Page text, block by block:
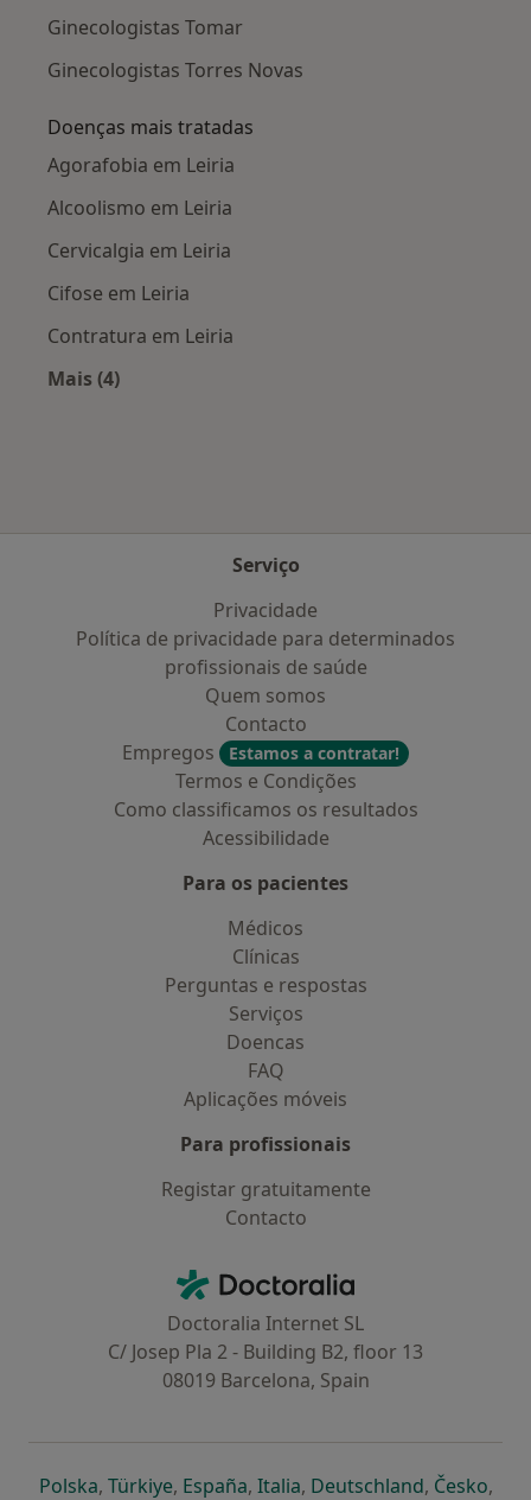
Ginecologistas Tomar
Ginecologistas Torres Novas
Doenças mais tratadas
Agorafobia em Leiria
Alcoolismo em Leiria
Cervicalgia em Leiria
Cifose em Leiria
Contratura em Leiria
Mais (4)
Serviço
Privacidade
Política de privacidade para determinados
profissionais de saúde
Quem somos
Contacto
Empregos
Estamos a contratar!
Termos e Condições
Como classificamos os resultados
Acessibilidade
Para os pacientes
Médicos
Clínicas
Perguntas e respostas
Serviços
Doencas
FAQ
Aplicações móveis
Para profissionais
Registar gratuitamente
Contacto
Doctoralia - Homepage
Doctoralia Internet SL
C/ Josep Pla 2 - Building B2, floor 13
08019 Barcelona, Spain
Polskaabre num novo separador
, Türkiyeabre num novo separador
, Españaabre num novo separador
, Italiaabre num novo
, Deutschlandabre num
, Česko,